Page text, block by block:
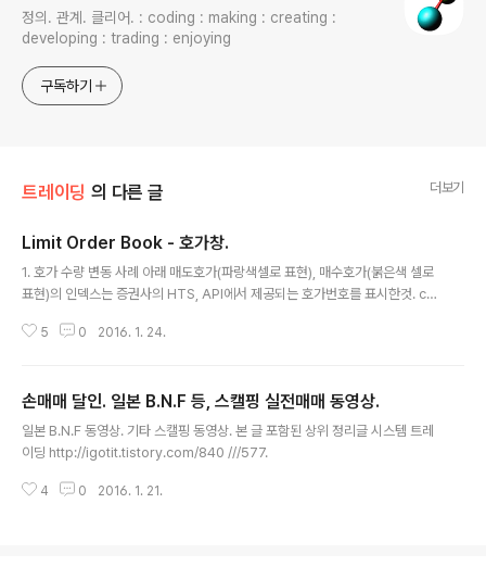
정의. 관계. 클리어. : coding : making : creating :
developing : trading : enjoying
구독하기
트레이딩 의 다른 글 더보기
Limit Order Book - 호가창.
1. 호가 수량 변동 사례 아래 매도호가(파랑색셀로 표현), 매수호가(붉은색 셀로
표현)의 인덱스는 증권사의 HTS, API에서 제공되는 호가번호를 표시한것. ca
Qt2-Qt1(index) 17 16 15 14 12 (5) 15 (5) +3 (5) 13 6 (4) 5 (5) -1 (4)
9 (5) 10 (5) +1 (5) 4 3 case2. t..
5 0 2016. 1. 24.
손매매 달인. 일본 B.N.F 등, 스캘핑 실전매매 동영상.
일본 B.N.F 동영상. 기타 스캘핑 동영상. 본 글 포함된 상위 정리글 시스템 트레
이딩 http://igotit.tistory.com/840 ///577.
4 0 2016. 1. 21.